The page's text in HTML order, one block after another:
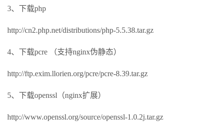
3、下载php
http://cn2.php.net/distributions/php-5.5.38.tar.gz
4、下载pcre （支持nginx伪静态）
http://ftp.exim.llorien.org/pcre/pcre-8.39.tar.gz
5、下载openssl（nginx扩展）
http://www.openssl.org/source/openssl-1.0.2j.tar.gz